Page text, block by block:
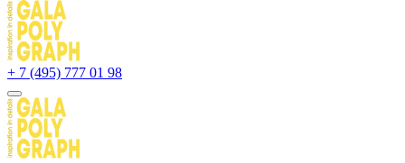
+ 7 (495) 777 01 98